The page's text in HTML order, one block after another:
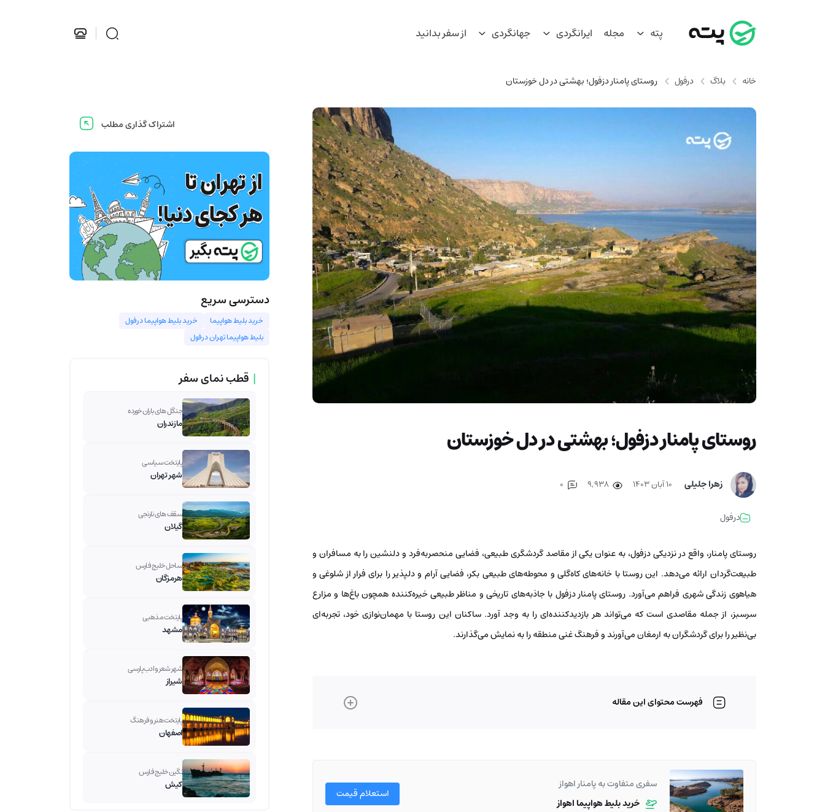
پته مجله ایرانگردی جهانگردی از سفر بدانید
خانه بلاگ درفول روستای پامنار دزفول؛ بهشتی در دل خوزستان
روستای پامنار دزفول؛ بهشتی در دل خوزستان
زهرا جلیلی ۱۰ آبان ۱۴۰۳ 9,938
درفول
روستای پامنار، واقع در نزدیکی دزفول، به عنوان یکی از مقاصد گردشگری طبیعی، فضایی منحصربه‌فرد و دلنشین را به مسافران و
طبیعت‌گردان ارائه می‌دهد. این روستا با خانه‌های کاه‌گلی و محوطه‌های طبیعی بکر، فضایی آرام و دلپذیر را برای فرار از شلوغی و
هیاهوی زندگی شهری فراهم می‌آورد. روستای پامنار دزفول با جاذبه‌های تاریخی و مناظر طبیعی خیره‌کننده همچون باغ‌ها و مزارع
سرسبز، از جمله مقاصدی است که می‌تواند هر بازدیدکننده‌ای را به وجد آورد. ساکنان این روستا با مهمان‌نوازی خود، تجربه‌ای
بی‌نظیر را برای گردشگران به ارمغان می‌آورند و فرهنگ غنی منطقه را به نمایش می‌گذارند.
فهرست محتوای این مقاله
سفری متفاوت به پامنار اهواز
خرید بلیط هواپیما اهواز
استعلام قیمت
اشتراک گذاری مطلب
دسترسی سریع
خرید بلیط هواپیما
خرید بلیط هواپیما درفول
بلیط هواپیما تهران درفول
| قطب نمای سفر
جنگل های باران خورده
مازندران
پایتخت سیاسی
شهر تهران
سقف های نارنجی
گیلان
ساحل خلیج فارس
هرمزگان
پایتخت مذهبی
مشهد
شهر شعر و ادب پارسی
شیراز
پایتخت هنر و فرهنگ
اصفهان
نگین خلیج فارس
کیش